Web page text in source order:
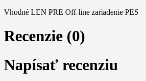
Vhodné LEN PRE Off-line zariadenie PES
Recenzie (0)
Napísať recenziu